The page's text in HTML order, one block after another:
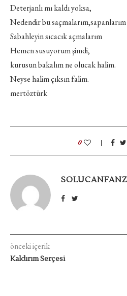
Deterjanlı mı kaldı yoksa,
Nedendir bu saçmalarım,sapanlarım
Sabahleyin sıcacık açmalarım
Hemen susuyorum şimdi,
kurusun bakalım ne olucak halim.
Neyse halim çıksın falim.
mertöztürk
0
önceki içerik
Kaldırım Serçesi